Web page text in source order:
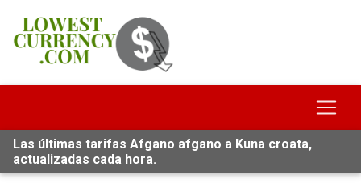
Las últimas tarifas Afgano afgano a Kuna croata,
actualizadas cada hora.